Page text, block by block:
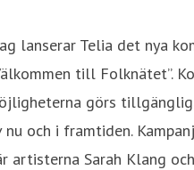
lanserar Telia det nya
till Folknätet”.
görs
nu och i framtiden.
artisterna Sarah Klang